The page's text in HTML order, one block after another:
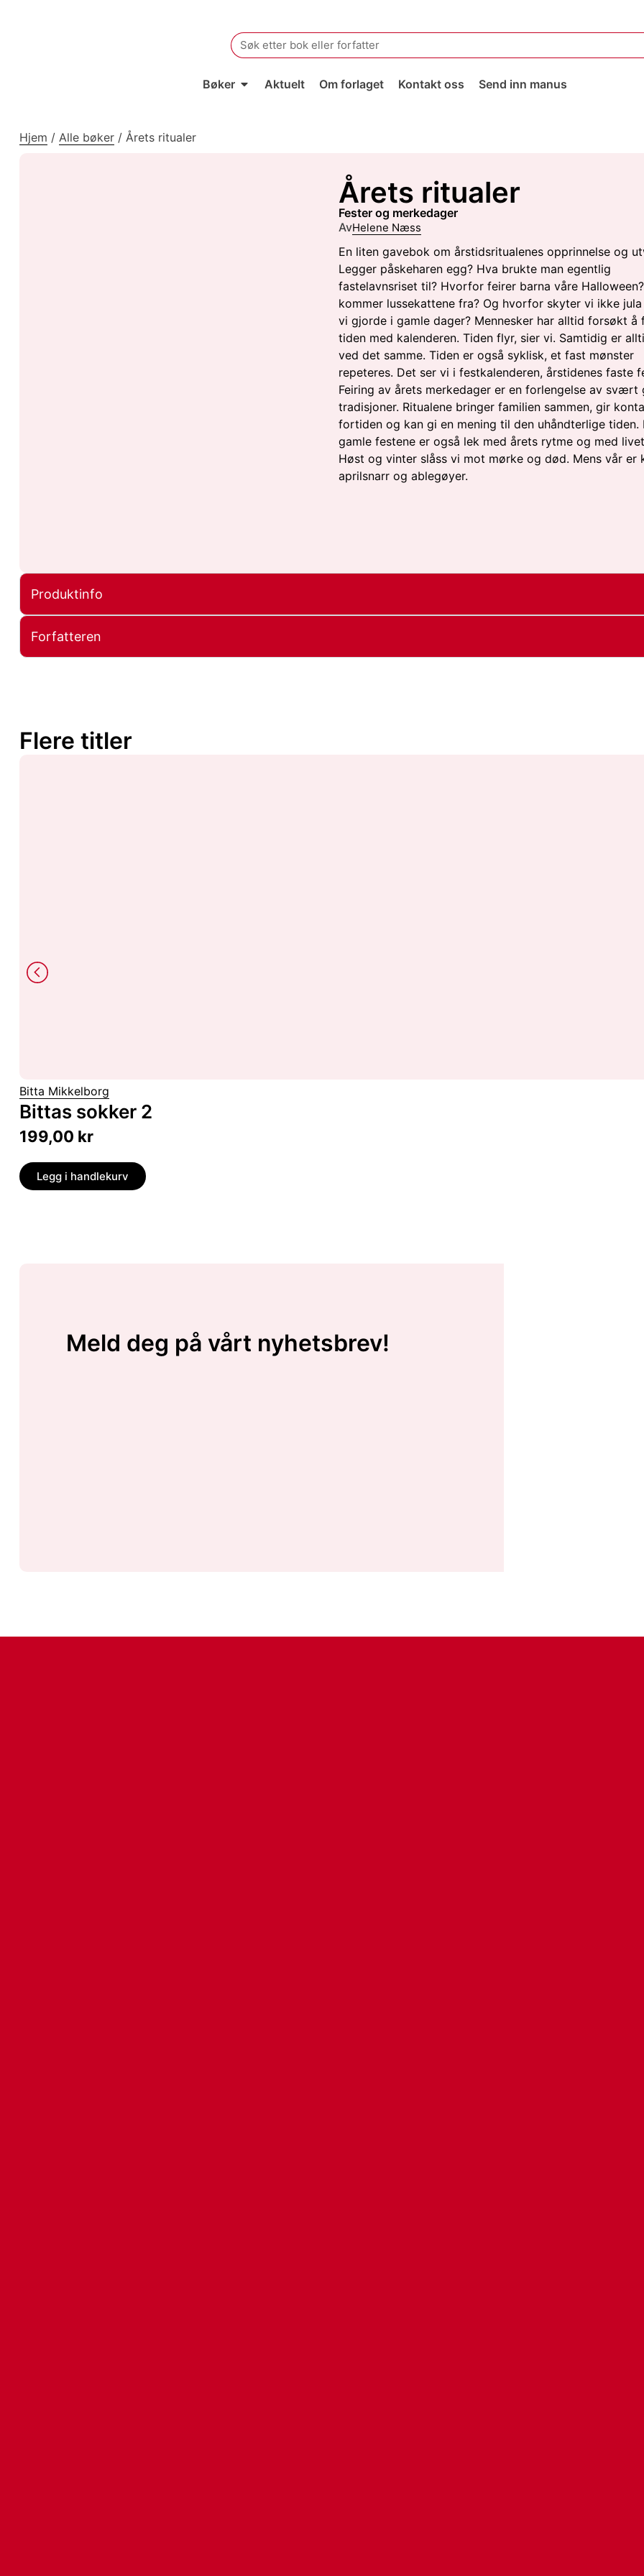
Search
for:
Bøker Aktuelt Om forlaget Kontakt oss Send inn manus
Hjem / Alle bøker / Årets ritualer
Årets ritualer
fester og merkedager
AvHelene Næss
En liten gavebok om årstidsritualenes opprinnelse og
Legger påskeharen egg? Hva brukte man egentlig
fastelavnsriset til? Hvorfor feirer barna våre
kommer lussekattene fra? Og hvorfor skyter vi ikke
vi gjorde i gamle dager? Mennesker har alltid forsøkt å
tiden med kalenderen. Tiden flyr, sier vi. Samtidig er
ved det samme. Tiden er også syklisk, et fast mønster
repeteres. Det ser vi i festkalenderen, årstidenes faste
Feiring av årets merkedager er en forlengelse av svært
tradisjoner. Ritualene bringer familien sammen, gir
fortiden og kan gi en mening til den uhåndterlige tiden.
gamle festene er også lek med årets rytme og med
Høst og vinter slåss vi mot mørke og død. Mens vår er
aprilsnarr og ablegøyer.
Produktinfo
Forfatteren
Flere titler
Bitta Mikkelborg
Bittas sokker 2
199,00 kr
Legg i handlekurv
Meld deg på vårt nyhetsbrev!